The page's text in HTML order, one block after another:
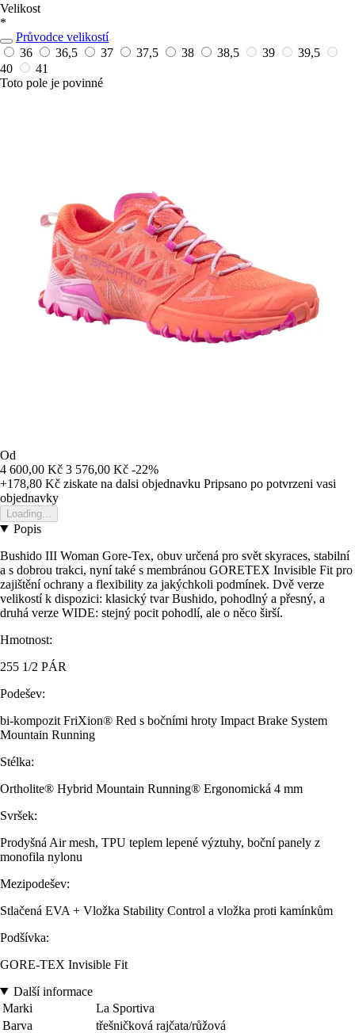
Velikost
*
Průvodce velikostí
36
36,5 37 37,5 38 38,5 39
39,5
40
41
Toto pole je povinné
Od
4 600,00 Kč 3 576,00 Kč -22%
+178,80 Kč ziskate na dalsi objednavku Pripsano po potvrzeni vasi
objednavky
Loading...
Popis
Bushido III Woman Gore-Tex, obuv určená pro svět skyraces, stabilní
a s dobrou trakci, nyní také s membránou GORETEX Invisible Fit pro
zajištění ochrany a flexibility za jakýchkoli podmínek. Dvě verze
velikostí k dispozici: klasický tvar Bushido, pohodlný a přesný, a
druhá verze WIDE: stejný pocit pohodlí, ale o něco širší.
Hmotnost:
255 1/2 PÁR
Podešev:
bi-kompozit FriXion® Red s bočními hroty Impact Brake System
Mountain Running
Stélka:
Ortholite® Hybrid Mountain Running® Ergonomická 4 mm
Svršek:
Prodyšná Air mesh, TPU teplem lepené výztuhy, boční panely z
monofila nylonu
Mezipodešev:
Stlačená EVA + Vložka Stability Control a vložka proti kamínkům
Podšívka:
GORE-TEX Invisible Fit
Další informace
Marki
La Sportiva
Barva
třešničková rajčata/růžová